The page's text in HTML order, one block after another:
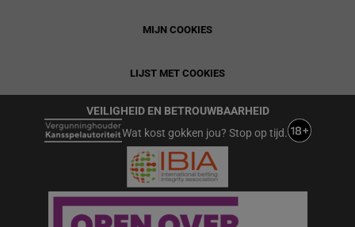
MIJN COOKIES
LIJST MET COOKIES
VEILIGHEID EN BETROUWBAARHEID
Wat kost gokken jou? Stop op tijd.